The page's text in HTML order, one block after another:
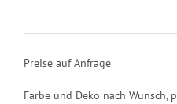
Preise auf Anfrage
Farbe und Deko nach Wunsch,